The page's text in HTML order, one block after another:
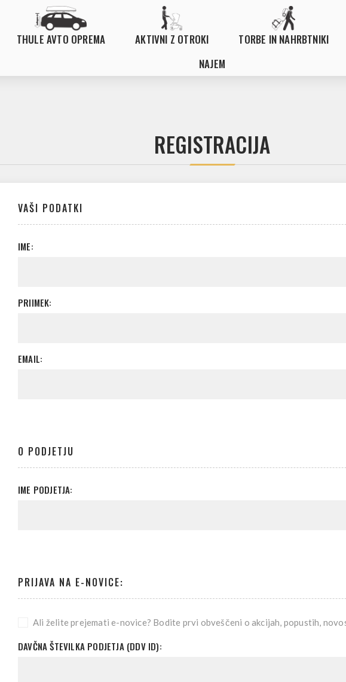
THULE AVTO OPREMA AKTIVNI Z OTROKI TORBE IN NAHRBTNIKI
NAJEM
REGISTRACIJA
VAŠI PODATKI
IME:
PRIIMEK:
EMAIL:
O PODJETJU
IME PODJETJA:
PRIJAVA NA E-NOVICE:
Ali želite prejemati e-novice? Bodite prvi obveščeni o akcijah, popustih,
DAVČNA ŠTEVILKA PODJETJA (DDV ID):